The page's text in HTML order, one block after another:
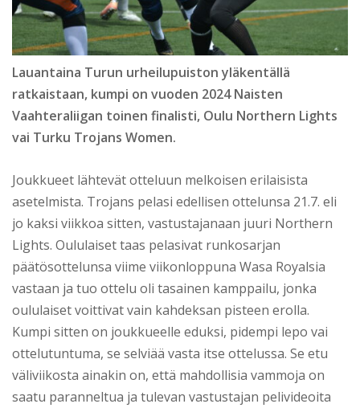
Lauantaina Turun urheilupuiston yläkentällä
ratkaistaan, kumpi on vuoden 2024 Naisten
Vaahteraliigan toinen finalisti, Oulu Northern Lights
vai Turku Trojans Women.
Joukkueet lähtevät otteluun melkoisen erilaisista
asetelmista. Trojans pelasi edellisen ottelunsa 21.7. eli
jo kaksi viikkoa sitten, vastustajanaan juuri Northern
Lights. Oululaiset taas pelasivat runkosarjan
päätösottelunsa viime viikonloppuna Wasa Royalsia
vastaan ja tuo ottelu oli tasainen kamppailu, jonka
oululaiset voittivat vain kahdeksan pisteen erolla.
Kumpi sitten on joukkueelle eduksi, pidempi lepo vai
ottelutuntuma, se selviää vasta itse ottelussa. Se etu
väliviikosta ainakin on, että mahdollisia vammoja on
saatu paranneltua ja tulevan vastustajan pelivideoita